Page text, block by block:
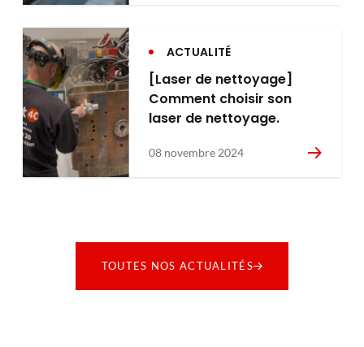
ACTUALITÉ
[Laser de nettoyage]
Comment choisir son
laser de nettoyage.
08 novembre 2024
TOUTES NOS ACTUALITÉS